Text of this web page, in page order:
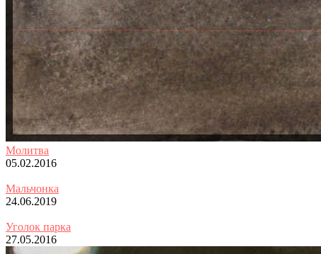
Молитва
05.02.2016
Мальчонка
24.06.2019
Уголок парка
27.05.2016